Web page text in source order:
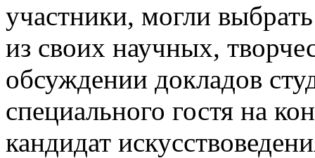
участники, могли
из своих научных,
обсуждении докладов
специального гостя на
кандидат